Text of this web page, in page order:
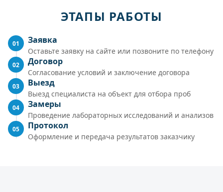
ЭТАПЫ РАБОТЫ
01 Заявка
Оставьте заявку на сайте или позвоните по телефону
02 Договор
Согласование условий и заключение договора
03 Выезд
Выезд специалиста на объект для отбора проб
04 Замеры
Проведение лабораторных исследований и анализов
05 Протокол
Оформление и передача результатов заказчику